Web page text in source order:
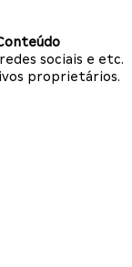
sociais e etc.
proprietários.